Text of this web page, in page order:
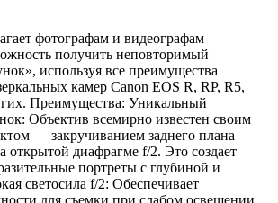
фотографам и видеографам
получить неповторимый
используя все преимущества
камер Canon EOS R, RP, R5,
Преимущества: Уникальный
Объектив всемирно известен своим
— закручиванием заднего плана
открытой диафрагме f/2. Это создает
портреты с глубиной и
светосила f/2: Обеспечивает
для съемки при слабом освещении